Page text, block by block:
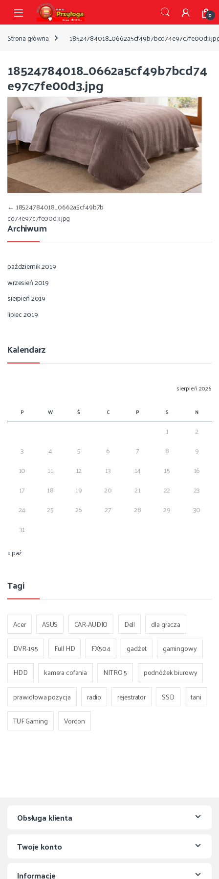
Przejdź do nawigacji
Przejdź do treści
Open 0
Strona główna
18524784018_0662a5cf49b7bcd74
e97c7fe00d3.jpg
Nawigacja wpisu
← 18524784018_0662a5cf49b7b
cd74e97c7fe00d3.jpg
Archiwum
październik 2019
wrzesień 2019
sierpień 2019
lipiec 2019
Kalendarz
sierpień 2026
P W Ś C P S N
1
2
3
4 5 6 7 8
9
10
11 12 13 14 15
16
17
18 19 20 21 22
23
24
25 26 27 28 29
30
31
« paź
Tagi
Acer ASUS CAR-AUDIO Dell
dla gracza
DVR-195
Full HD FX504 gadżet
gamingowy
HDD
kamera cofania NITRO 5
podnóżek biurowy
prawidłowa pozycja
radio rejestrator SSD
tani
TUF Gaming
Vordon
Obsługa klienta
Twoje konto
Informacje